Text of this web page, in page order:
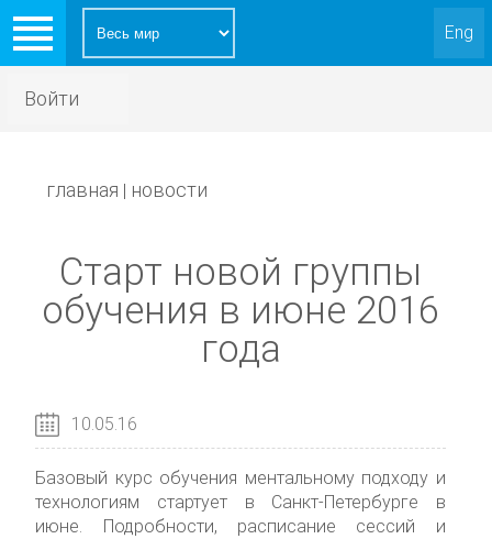
Eng
Войти
главная | новости
Старт новой группы
обучения в июне 2016
года
10.05.16
Базовый курс обучения ментальному подходу и
технологиям стартует в Санкт-Петербурге в
июне. Подробности, расписание сессий и